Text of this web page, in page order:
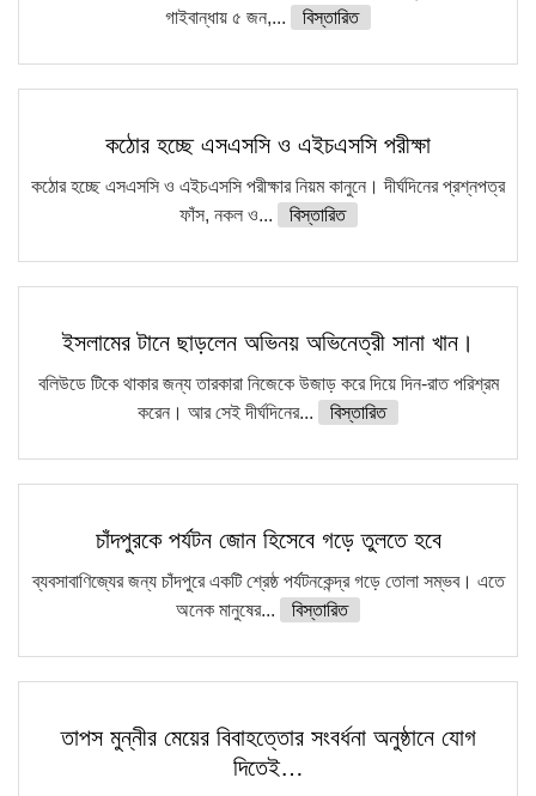
গাইবান্ধায় ৫ জন,...
বিস্তারিত
কঠোর হচ্ছে এসএসসি ও এইচএসসি পরীক্ষা
কঠোর হচ্ছে এসএসসি ও এইচএসসি পরীক্ষার নিয়ম কানুনে। দীর্ঘদিনের প্রশ্নপত্র
ফাঁস, নকল ও...
বিস্তারিত
ইসলামের টানে ছাড়লেন অভিনয় অভিনেত্রী সানা খান।
বলিউডে টিকে থাকার জন্য তারকারা নিজেকে উজাড় করে দিয়ে দিন-রাত পরিশ্রম
করেন। আর সেই দীর্ঘদিনের...
বিস্তারিত
চাঁদপুরকে পর্যটন জোন হিসেবে গড়ে তুলতে হবে
ব্যবসাবাণিজ্যের জন্য চাঁদপুরে একটি শ্রেষ্ঠ পর্যটনকেন্দ্র গড়ে তোলা সম্ভব। এতে
অনেক মানুষের...
বিস্তারিত
তাপস মুন্নীর মেয়ের বিবাহত্তোর সংবর্ধনা অনুষ্ঠানে যোগ
দিতেই…